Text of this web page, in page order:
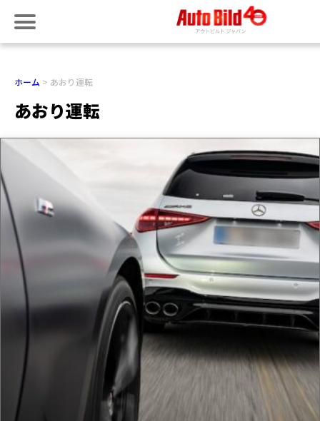
ホーム あおり運転
あおり運転